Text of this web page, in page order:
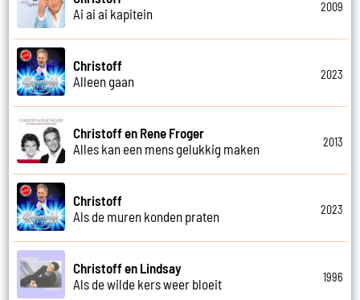
Ai ai ai kapitein
2009
Christoff
Alleen gaan
2023
Christoff en Rene Froger
Alles kan een mens gelukkig maken
2013
Christoff
Als de muren konden praten
2023
Christoff en Lindsay
Als de wilde kers weer bloeit
1996